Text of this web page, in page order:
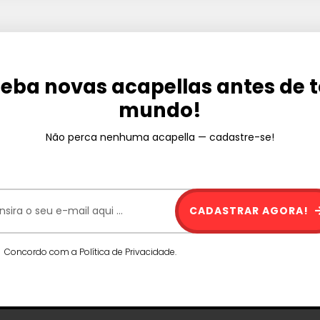
novas acapellas antes de
mundo!
Não perca nenhuma acapella — cadastre-se!
Concordo com a Política de Privacidade.
CADASTRAR AGORA!